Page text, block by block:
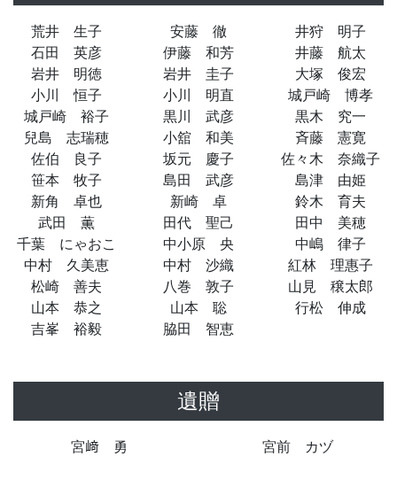
荒井 生子 安藤 徹
井狩 明子
石田 英彦
伊藤 和芳
井藤 航太
岩井 明徳
岩井 圭子
大塚 俊宏
小川 恒子
小川 明直
城戸崎 博孝
城戸崎 裕子
黒川 武彦
黒木 究一
兒島 志瑞穂
小舘 和美
斉藤 憲寛
佐伯 良子
坂元 慶子
佐々木 奈織子
笹本 牧子
島田 武彦
島津 由姫
新角 卓也
新崎 卓
鈴木 育夫
武田 薫
田代 聖己
田中 美穂
千葉 にゃおこ
中小原 央
中嶋 律子
中村 久美恵
中村 沙織
紅林 理惠子
松崎 善夫
八巻 敦子
山見 穣太郎
山本 恭之
山本 聡
行松 伸成
吉峯 裕毅
脇田 智恵
遺贈
宮﨑 勇 宮前 カヅ